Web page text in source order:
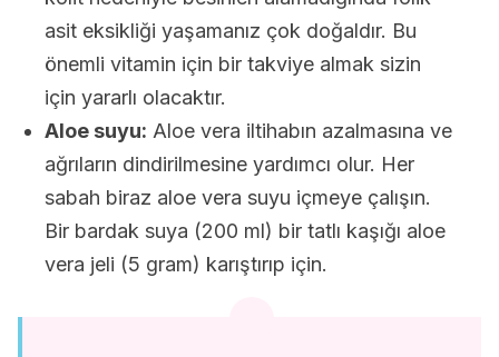
asit eksikliği yaşamanız çok doğaldır. Bu
önemli vitamin için bir takviye almak sizin
için yararlı olacaktır.
Aloe suyu: Aloe vera iltihabın azalmasına ve
ağrıların dindirilmesine yardımcı olur. Her
sabah biraz aloe vera suyu içmeye çalışın.
Bir bardak suya (200 ml) bir tatlı kaşığı aloe
vera jeli (5 gram) karıştırıp için.